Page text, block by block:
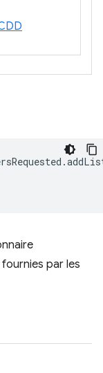
.
par les